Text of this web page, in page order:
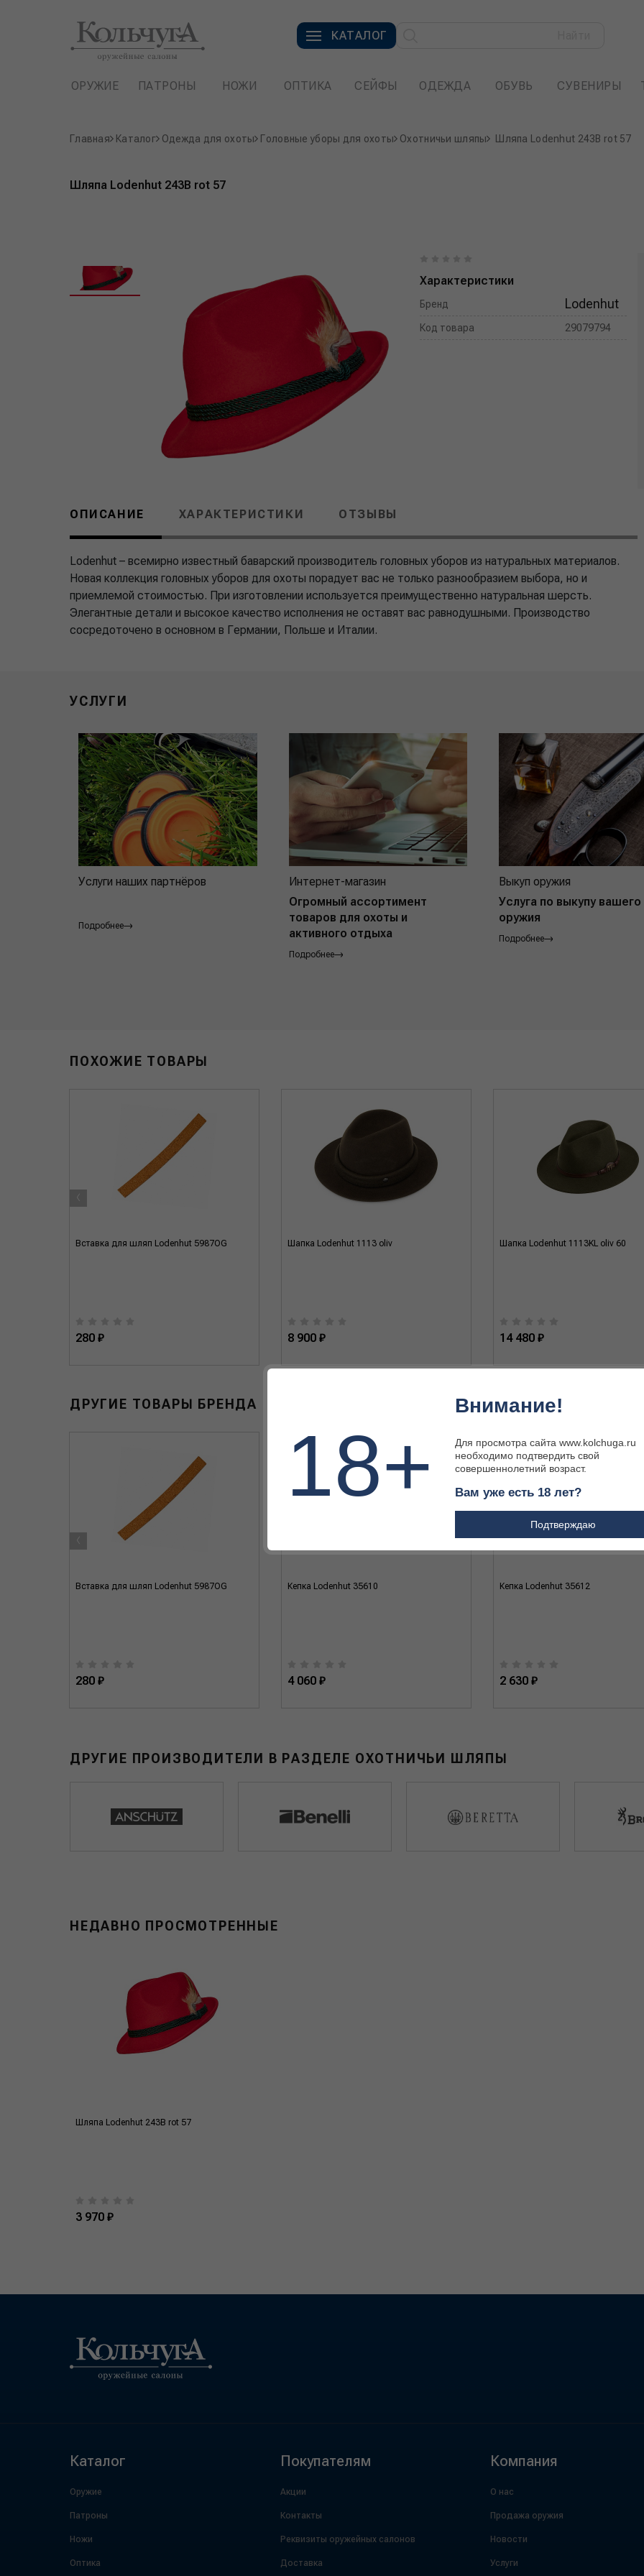
КАТАЛОГ
ОРУЖИЕ ПАТРОНЫ НОЖИ ОПТИКА СЕЙФЫ ОДЕЖДА ОБУВЬ СУВЕНИРЫ
Главная Каталог Одежда для охоты Головные уборы для охоты Охотничьи шляпы Шляпа Lodenhut 243B rot 57
Шляпа Lodenhut 243B rot 57
Характеристики
Бренд Lodenhut
Код товара 29079794
ОПИСАНИЕ ХАРАКТЕРИСТИКИ ОТЗЫВЫ
Lodenhut – всемирно известный баварский производитель головных уборов из натуральных материалов.
Новая коллекция головных уборов для охоты порадует вас не только разнообразием выбора, но и
приемлемой стоимостью. При изготовлении используется преимущественно натуральная шерсть.
Элегантные детали и высокое качество исполнения не оставят вас равнодушными. Производство
сосредоточено в основном в Германии, Польше и Италии.
УСЛУГИ
Услуги наших партнёров
Подробнее
Интернет-магазин
Огромный ассортимент
товаров для охоты и
активного отдыха
Подробнее
Выкуп оружия
Услуга по выкупу вашего
оружия
Подробнее
ПОХОЖИЕ ТОВАРЫ
Вставка для шляп Lodenhut 5987OG
280 ₽
Шапка Lodenhut 1113 oliv
8 900 ₽
Шапка Lodenhut 1113KL oliv 60
14 480 ₽
‹
ДРУГИЕ ТОВАРЫ БРЕНДА
Вставка для шляп Lodenhut 5987OG
280 ₽
Кепка Lodenhut 35610
4 060 ₽
Кепка Lodenhut 35612
2 630 ₽
‹
ДРУГИЕ ПРОИЗВОДИТЕЛИ В РАЗДЕЛЕ ОХОТНИЧЬИ ШЛЯПЫ
НЕДАВНО ПРОСМОТРЕННЫЕ
Шляпа Lodenhut 243B rot 57
3 970 ₽
Каталог
Оружие
Патроны
Ножи
Оптика
Покупателям
Акции
Контакты
Реквизиты оружейных салонов
Доставка
Компания
О нас
Продажа оружия
Новости
Услуги
18+
Внимание!
Для просмотра сайта www.kolchuga.ru
необходимо подтвердить свой
совершеннолетний возраст.
Вам уже есть 18 лет?
Подтверждаю